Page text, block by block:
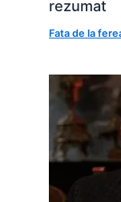
rezumat
Fata de la